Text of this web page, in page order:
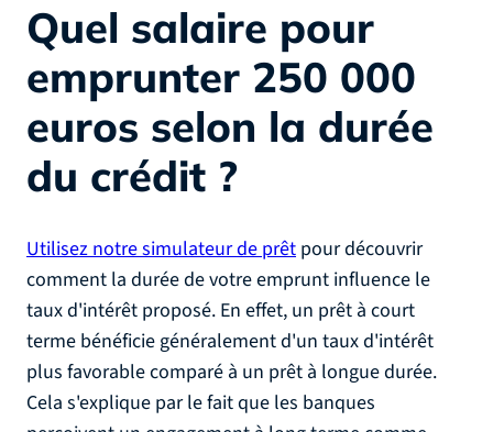
Quel salaire pour
emprunter 250 000
euros selon la durée
du crédit ?
Utilisez notre simulateur de prêt pour découvrir
comment la durée de votre emprunt influence le
taux d'intérêt proposé. En effet, un prêt à court
terme bénéficie généralement d'un taux d'intérêt
plus favorable comparé à un prêt à longue durée.
Cela s'explique par le fait que les banques